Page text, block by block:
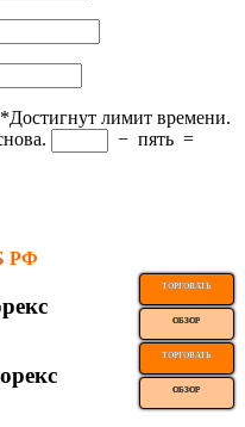
*Достигнут лимит времени.
− пять =
РФ
ТОРГОВАТЬ
ОБЗОР
ТОРГОВАТЬ
ОБЗОР